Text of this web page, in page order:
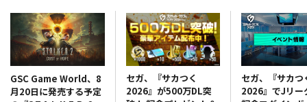
GSC Game World、8
月20日に発売する予定
セガ、『サカつく
2026』が500万DL突
セガ、『サカつ
2026』でJリー